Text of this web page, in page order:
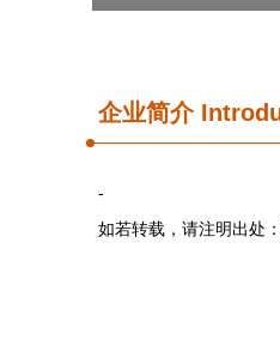
企业简介
-
如若转载，请注明出处